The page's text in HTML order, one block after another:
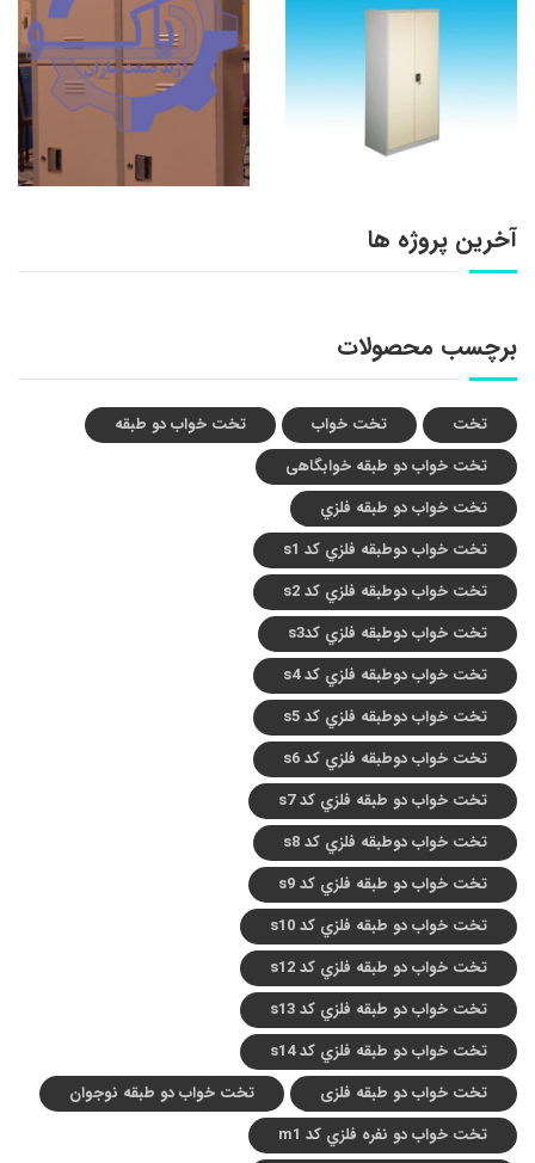
آخرین پروژه ها
برچسب محصولات
تخت تخت خواب
تخت خواب دو طبقه
تخت خواب دو طبقه خوابگاهی
تخت خواب دو طبقه فلزي
تخت خواب دوطبقه فلزي کد s1
تخت خواب دوطبقه فلزي کد s2
تخت خواب دوطبقه فلزي کدs3
تخت خواب دوطبقه فلزي کد s4
تخت خواب دوطبقه فلزي کد s5
تخت خواب دوطبقه فلزي کد s6
تخت خواب دو طبقه فلزي کد s7
تخت خواب دوطبقه فلزي کد s8
تخت خواب دو طبقه فلزي کد s9
تخت خواب دو طبقه فلزي کد s10
تخت خواب دو طبقه فلزي کد s12
تخت خواب دو طبقه فلزي کد s13
تخت خواب دو طبقه فلزي کد s14
تخت خواب دو طبقه فلزی
تخت خواب دو طبقه نوجوان
تخت خواب دو نفره فلزي کد m1